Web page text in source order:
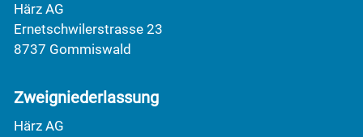
Härz AG
Ernetschwilerstrasse 23
8737 Gommiswald
Zweigniederlassung
Härz AG